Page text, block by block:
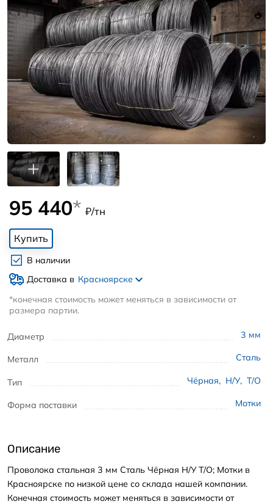
Диаметр 3 мм
Металл Сталь
Тип Чёрная, Н/У, Т/О
Форма поставки Мотки
95 440* ₽/тн
Купить
В наличии
Доставка в Красноярске
*конечная стоимость может меняться в зависимости от
размера партии.
Описание
Проволока стальная 3 мм Сталь Чёрная Н/У Т/О; Мотки в
Красноярске по низкой цене со склада нашей компании.
Конечная стоимость может меняться в зависимости от